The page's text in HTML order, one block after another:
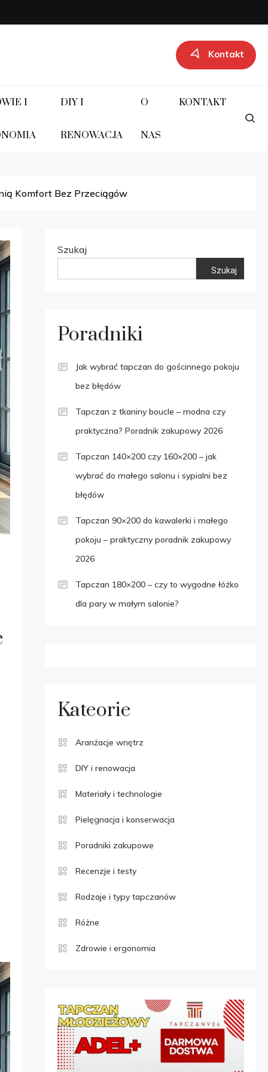
Kontakt
I DIY I
RENOWACJA
O
NAS
KONTAKT
Komfort Bez Przeciągów
Szukaj
Szukaj
Poradniki
Jak wybrać tapczan do gościnnego pokoju
bez błędów
Tapczan z tkaniny boucle – modna czy
praktyczna? Poradnik zakupowy 2026
Tapczan 140×200 czy 160×200 – jak
wybrać do małego salonu i sypialni bez
błędów
Tapczan 90×200 do kawalerki i małego
pokoju – praktyczny poradnik zakupowy
2026
Tapczan 180×200 – czy to wygodne łóżko
dla pary w małym salonie?
Kateorie
Aranżacje wnętrz
DIY i renowacja
Materiały i technologie
Pielęgnacja i konserwacja
Poradniki zakupowe
Recenzje i testy
Rodzaje i typy tapczanów
Różne
Zdrowie i ergonomia